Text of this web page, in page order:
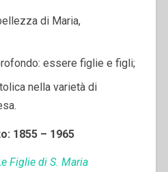
di Maria,
essere figlie e figli;
nella varietà di
1855 – 1965
Figlie di S. Maria